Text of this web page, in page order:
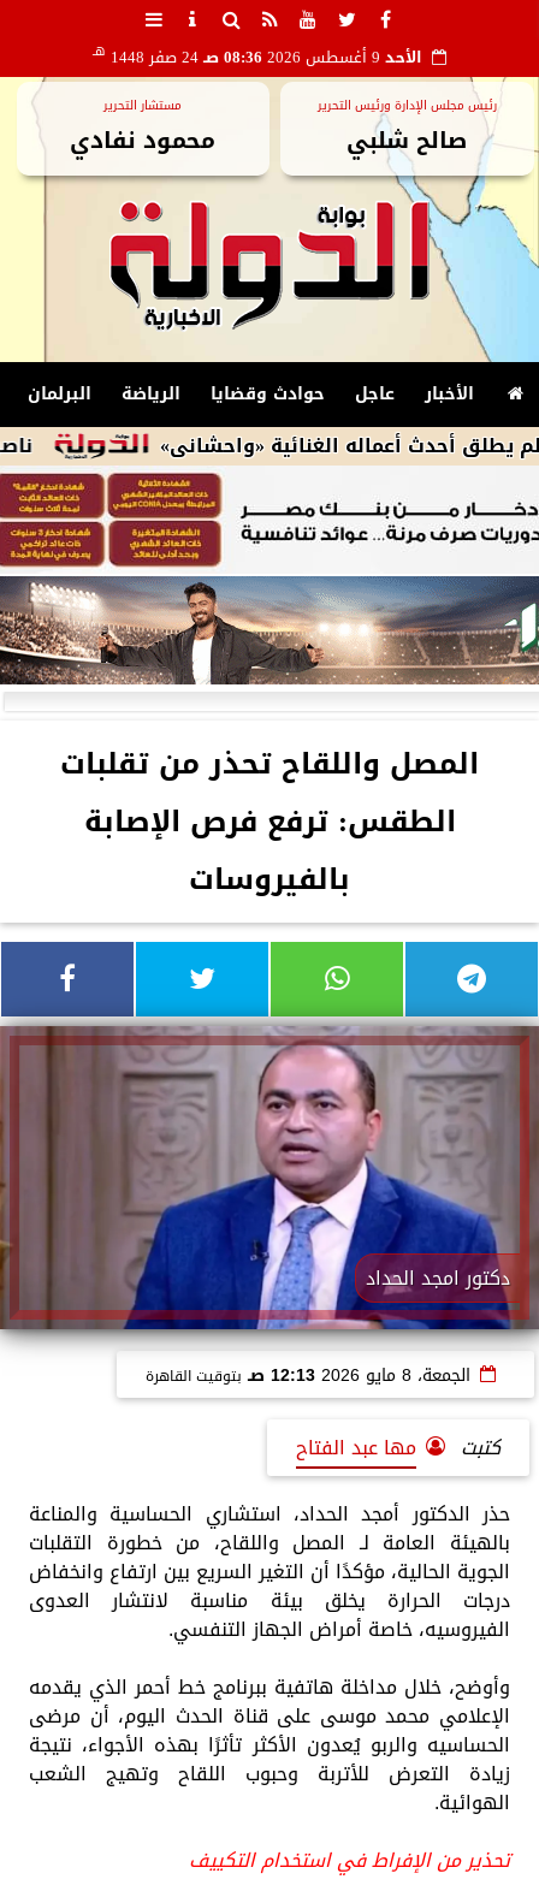
الأحد 08:36 صـ 24 صفر 1448 هـ
رئيس مجلس الإدارة ورئيس التحرير
صالح شلبي
مستشار التحرير
محمود نفادي
الأخبار عاجل حوادث وقضايا الرياضة البرلمان
ناصر ماهر يعانى أعماله الغنائية «واحشانى»
المصل واللقاح تحذر من تقلبات
الطقس: ترفع فرص الإصابة
بالفيروسات
دكتور امجد الحداد
الجمعة، 8 مايو 2026 12:13 صـ بتوقيت القاهرة
كتبت
مها عبد الفتاح
حذر الدكتور أمجد الحداد، استشاري الحساسية والمناعة
بالهيئة العامة لـ المصل واللقاح، من خطورة التقلبات
الجوية الحالية، مؤكدًا أن التغير السريع بين ارتفاع وانخفاض
درجات الحرارة يخلق بيئة مناسبة لانتشار العدوى
الفيروسيه، خاصة أمراض الجهاز التنفسي.
وأوضح، خلال مداخلة هاتفية ببرنامج خط أحمر الذي يقدمه
الإعلامي محمد موسى على قناة الحدث اليوم، أن مرضى
الحساسيه والربو يُعدون الأكثر تأثرًا بهذه الأجواء، نتيجة
زيادة التعرض للأتربة وحبوب اللقاح وتهيج الشعب
الهوائية.
تحذير من الإفراط في استخدام التكييف